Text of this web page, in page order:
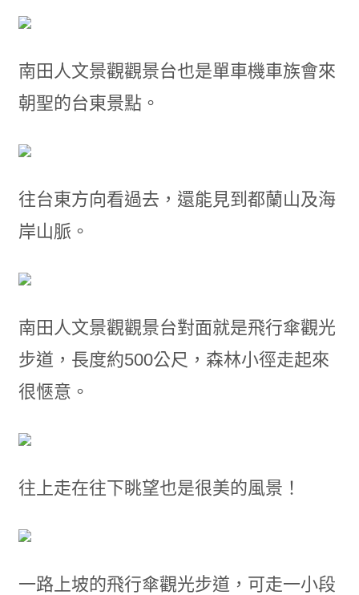
南田人文景觀觀景台也是單車機車族會來
朝聖的台東景點。
往台東方向看過去，還能見到都蘭山及海
岸山脈。
南田人文景觀觀景台對面就是飛行傘觀光
步道，長度約500公尺，森林小徑走起來
很愜意。
往上走在往下眺望也是很美的風景！
一路上坡的飛行傘觀光步道，可走一小段